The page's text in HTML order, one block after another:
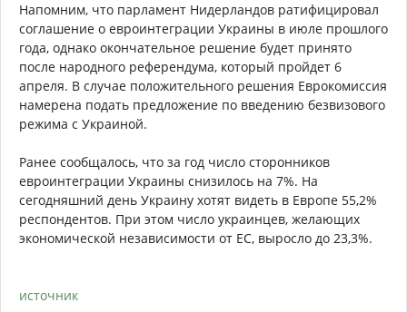
Напомним, что парламент Нидерландов ратифицировал
соглашение о евроинтеграции Украины в июле прошлого
года, однако окончательное решение будет принято
после народного референдума, который пройдет 6
апреля. В случае положительного решения Еврокомиссия
намерена подать предложение по введению безвизового
режима с Украиной.
Ранее сообщалось, что за год число сторонников
евроинтеграции Украины снизилось на 7%. На
сегодняшний день Украину хотят видеть в Европе 55,2%
респондентов. При этом число украинцев, желающих
экономической независимости от ЕС, выросло до 23,3%.
источник